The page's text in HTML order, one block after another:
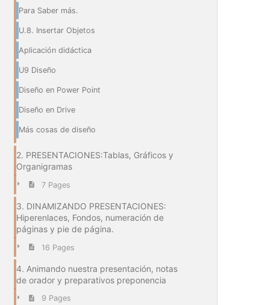
Para Saber más.
U.8. Insertar Objetos
Aplicación didáctica
U9 Diseño
Diseño en Power Point
Diseño en Drive
Más cosas de diseño
2. PRESENTACIONES:Tablas, Gráficos y
Organigramas
7 Pages
3. DINAMIZANDO PRESENTACIONES:
Hiperenlaces, Fondos, numeración de
páginas y pie de página.
16 Pages
4. Animando nuestra presentación, notas
de orador y preparativos preponencia
9 Pages